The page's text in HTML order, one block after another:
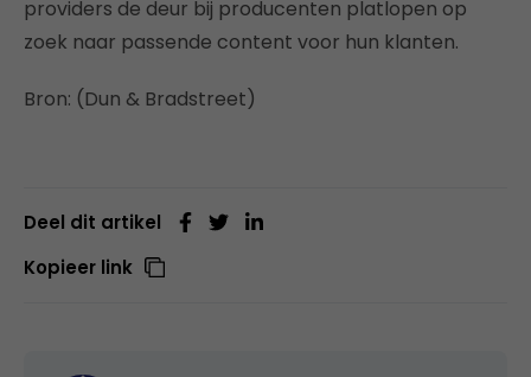
providers de deur bij producenten platlopen op
zoek naar passende content voor hun klanten.
Bron: (Dun & Bradstreet)
Deel dit artikel
Kopieer link